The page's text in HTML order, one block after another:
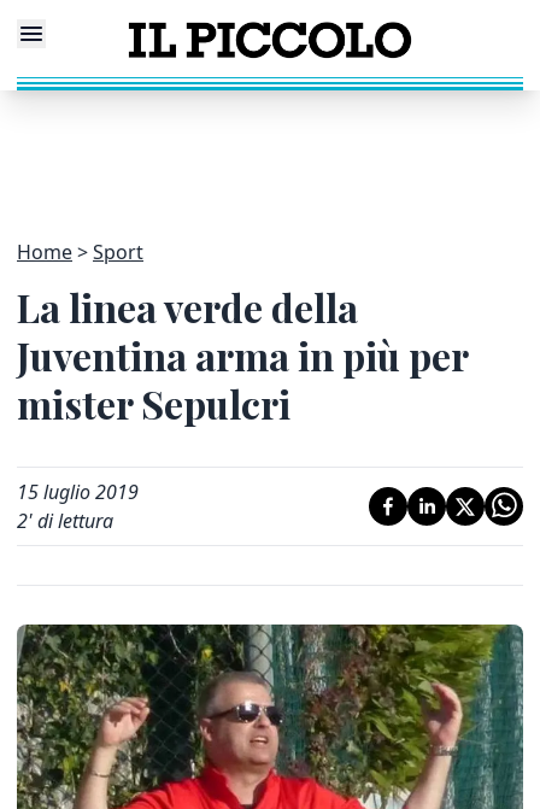
Home Sport
La linea verde della
Juventina arma in più per
mister Sepulcri
15 luglio 2019
2' di lettura